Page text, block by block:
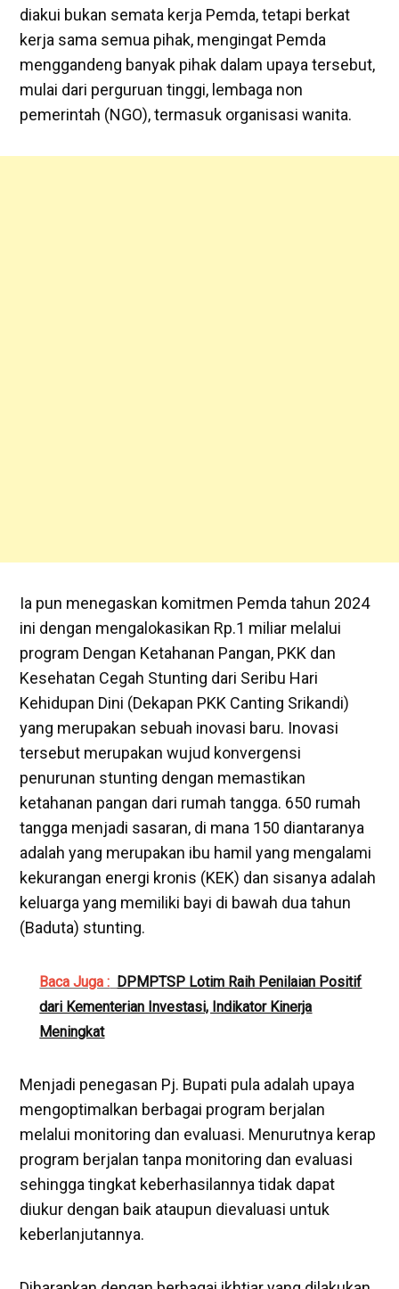
diakui bukan semata kerja Pemda, tetapi berkat
kerja sama semua pihak, mengingat Pemda
menggandeng banyak pihak dalam upaya tersebut,
mulai dari perguruan tinggi, lembaga non
pemerintah (NGO), termasuk organisasi wanita.
Ia pun menegaskan komitmen Pemda tahun 2024
ini dengan mengalokasikan Rp.1 miliar melalui
program Dengan Ketahanan Pangan, PKK dan
Kesehatan Cegah Stunting dari Seribu Hari
Kehidupan Dini (Dekapan PKK Canting Srikandi)
yang merupakan sebuah inovasi baru. Inovasi
tersebut merupakan wujud konvergensi
penurunan stunting dengan memastikan
ketahanan pangan dari rumah tangga. 650 rumah
tangga menjadi sasaran, di mana 150 diantaranya
adalah yang merupakan ibu hamil yang mengalami
kekurangan energi kronis (KEK) dan sisanya adalah
keluarga yang memiliki bayi di bawah dua tahun
(Baduta) stunting.
Baca Juga : DPMPTSP Lotim Raih Penilaian Positif
dari Kementerian Investasi, Indikator Kinerja
Meningkat
Menjadi penegasan Pj. Bupati pula adalah upaya
mengoptimalkan berbagai program berjalan
melalui monitoring dan evaluasi. Menurutnya kerap
program berjalan tanpa monitoring dan evaluasi
sehingga tingkat keberhasilannya tidak dapat
diukur dengan baik ataupun dievaluasi untuk
keberlanjutannya.